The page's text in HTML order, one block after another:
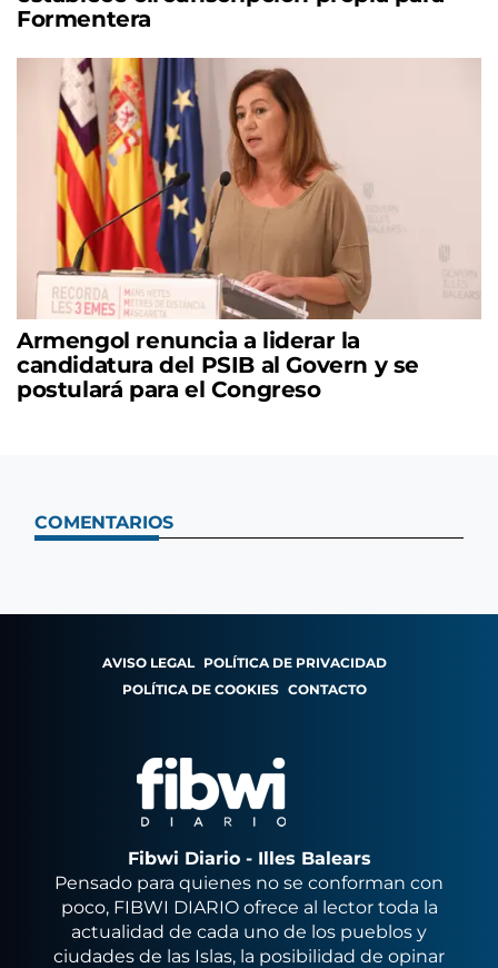
Formentera
Armengol renuncia a liderar la
candidatura del PSIB al Govern y se
postulará para el Congreso
COMENTARIOS
AVISO LEGAL POLÍTICA DE PRIVACIDAD
POLÍTICA DE COOKIES CONTACTO
Fibwi Diario - Illes Balears
Pensado para quienes no se conforman con
poco, FIBWI DIARIO ofrece al lector toda la
actualidad de cada uno de los pueblos y
ciudades de las Islas, la posibilidad de opinar